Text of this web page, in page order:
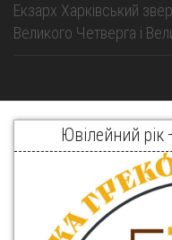
Екзарх Харківський
Великого Четверга і
Ювілейний рік